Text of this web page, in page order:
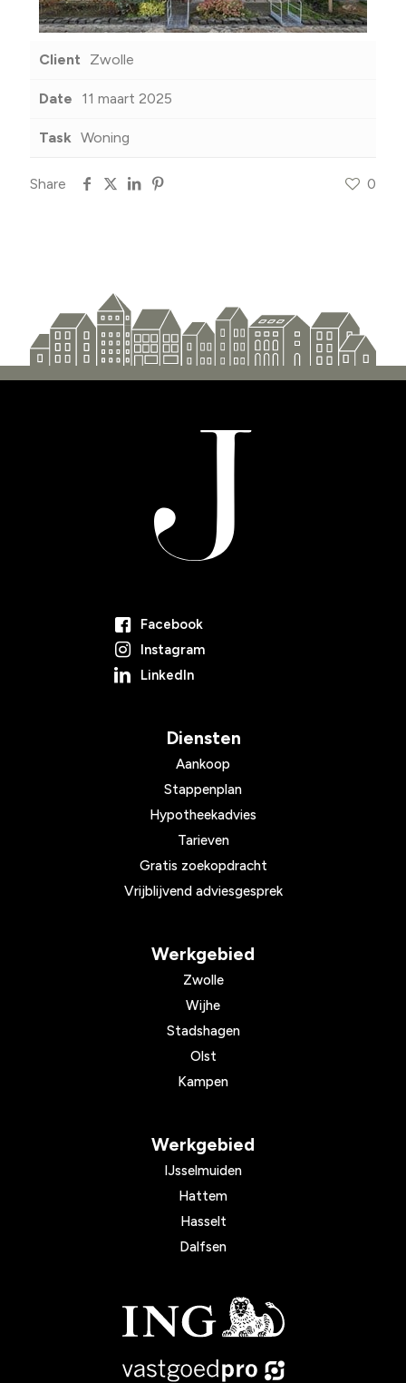
Client Zwolle
Date 11 maart 2025
Task Woning
Share 0
Facebook
Instagram
LinkedIn
Diensten
Aankoop
Stappenplan
Hypotheekadvies
Tarieven
Gratis zoekopdracht
Vrijblijvend adviesgesprek
Werkgebied
Zwolle
Wijhe
Stadshagen
Olst
Kampen
Werkgebied
IJsselmuiden
Hattem
Hasselt
Dalfsen